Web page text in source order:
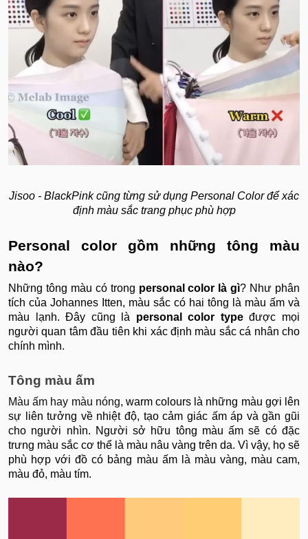
Jisoo - BlackPink cũng từng sử dụng Personal Color để xác
định màu sắc trang phục phù hợp
Personal color gồm những tông màu
nào?
Những tông màu có trong personal color là gì? Như phân
tích của Johannes Itten, màu sắc có hai tông là màu ấm và
màu lạnh. Đây cũng là personal color typeđược mọi
người quan tâm đầu tiên khi xác định màu sắc cá nhân cho
chính mình.
Tông màu ấm
Màu ấm hay màu nóng, warm colours là những màu gợi lên
sự liên tưởng về nhiệt độ, tạo cảm giác ấm áp và gần gũi
cho người nhìn. Người sở hữu tông màu ấm sẽ có đặc
trưng màu sắc cơ thể là màu nâu vàng trên da. Vì vậy, họ sẽ
phù hợp với đồ có bảng màu ấm là màu vàng, màu cam,
màu đỏ, màu tím.